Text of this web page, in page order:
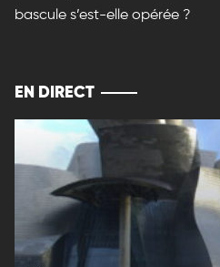
bascule s’est-elle opérée ?
EN DIRECT